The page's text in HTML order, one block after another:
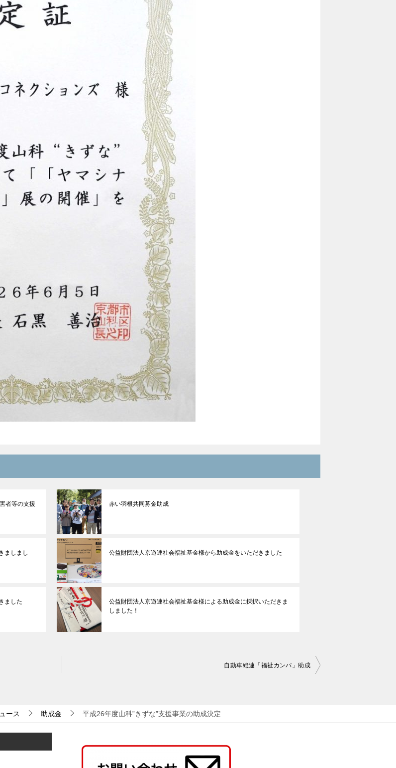
者等の支援
赤い羽根共同募金助成
ましまし
公益財団法人京遊連社会福祉基金様から助成金をいただきました
ました
公益財団法人京遊連社会福祉基金様による助成金に採択いただきま
しました！
自動車総連「福祉カンパ」助成
ース 助成金 平成26年度山科”きずな”支援事業の助成決定